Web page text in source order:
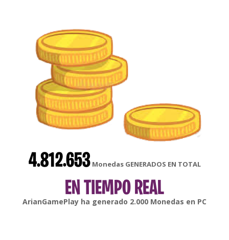
4.812.653 Monedas GENERADOS EN TOTAL
EN TIEMPO REAL
gonsabellaha generado6.000Monedas enAndroid